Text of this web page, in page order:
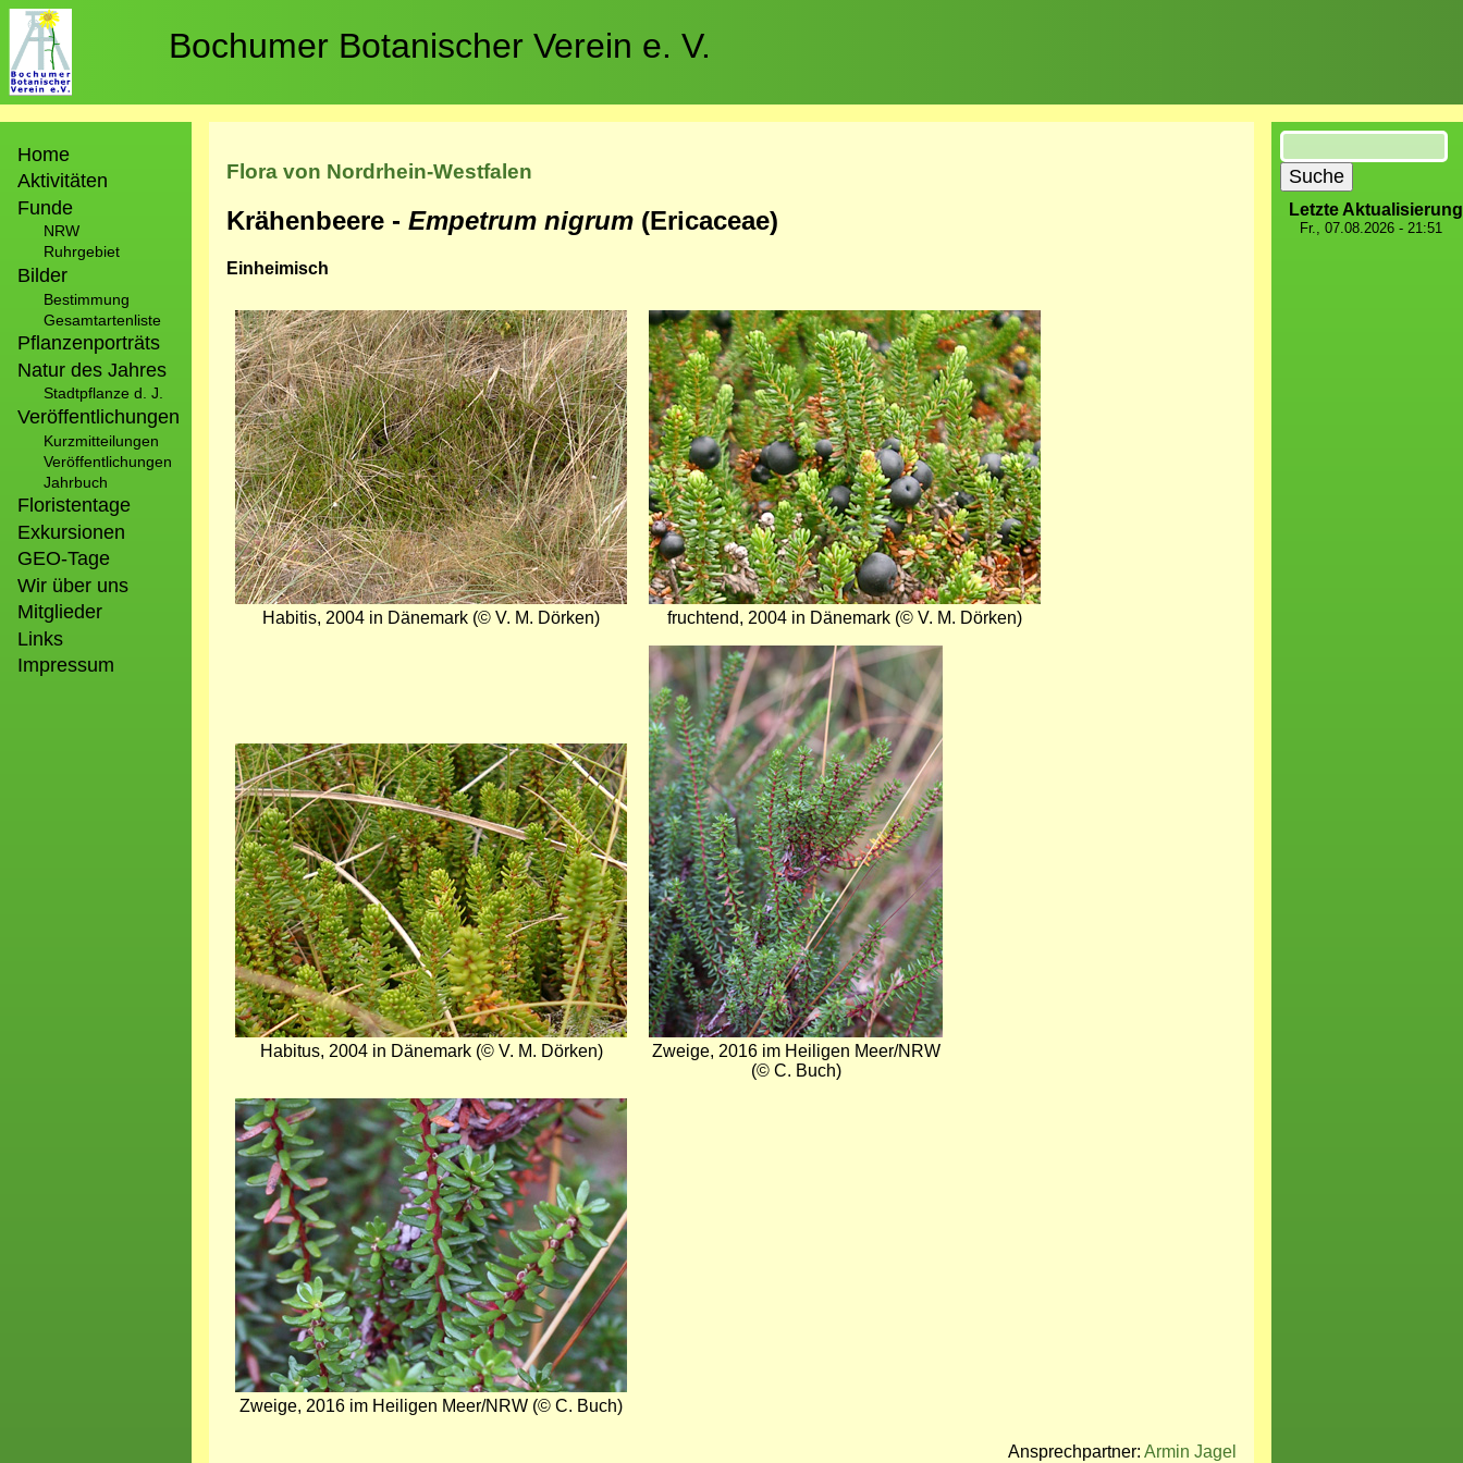
Direkt
zum
Inhalt
Bochumer Botanischer Verein e. V.
Home
Aktivitäten
Funde
NRW
Ruhrgebiet
Bilder
Bestimmung
Gesamtartenliste
Pflanzenporträts
Natur des Jahres
Stadtpflanze d. J.
Veröffentlichungen
Kurzmitteilungen
Veröffentlichungen
Jahrbuch
Floristentage
Exkursionen
GEO-Tage
Wir über uns
Mitglieder
Links
Impressum
Flora von Nordrhein-Westfalen
Krähenbeere - Empetrum nigrum (Ericaceae)
Einheimisch
Bild
Habitis, 2004 in Dänemark (© V. M. Dörken)
Bild
fruchtend, 2004 in Dänemark (© V. M. Dörken)
Bild
Habitus, 2004 in Dänemark (© V. M. Dörken)
Bild
Zweige, 2016 im Heiligen Meer/NRW
(© C. Buch)
Bild
Zweige, 2016 im Heiligen Meer/NRW (© C. Buch)
Ansprechpartner: Armin Jagel
Suche
Letzte Aktualisierung
Fr., 07.08.2026 - 21:51